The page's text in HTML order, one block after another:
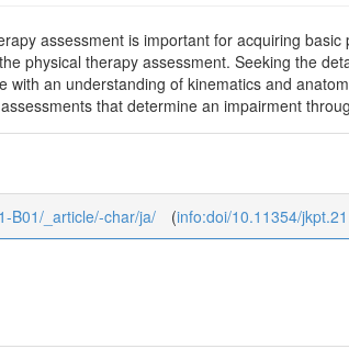
assessment is important for acquiring
physical therapy assessment. Seeking the
with an understanding of kinematics and
that determine an impairment
B01/_article/-char/ja/ (info:doi/10.11354/